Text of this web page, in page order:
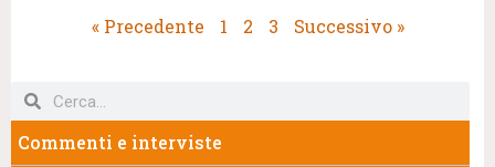
« Precedente 1 2 3 Successivo »
Commenti e interviste